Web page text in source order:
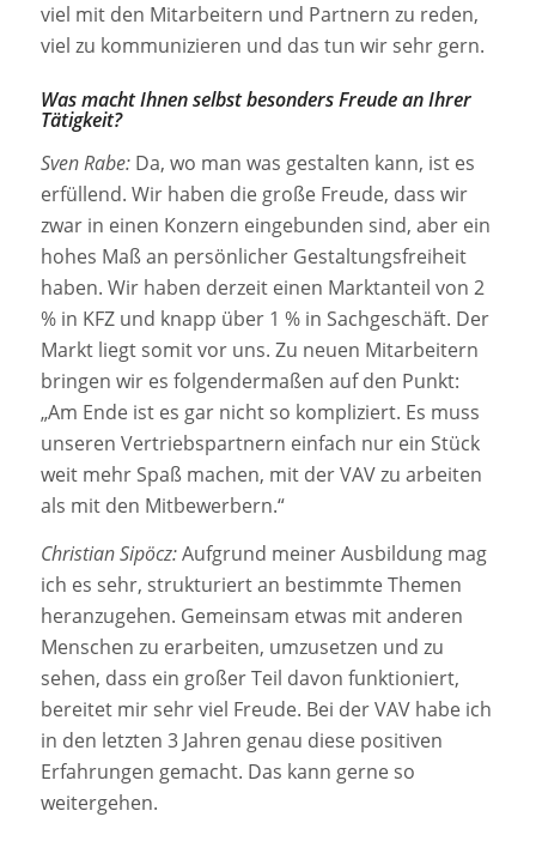
viel mit den Mitarbeitern und Partnern zu reden,
viel zu kommunizieren und das tun wir sehr gern.
Was macht Ihnen selbst besonders Freude an Ihrer
Tätigkeit?
Sven Rabe:Da, wo man was gestalten kann, ist es
erfüllend. Wir haben die große Freude, dass wir
zwar in einen Konzern eingebunden sind, aber ein
hohes Maß an persönlicher Gestaltungsfreiheit
haben. Wir haben derzeit einen Marktanteil von 2
% in KFZ und knapp über 1 % in Sachgeschäft. Der
Markt liegt somit vor uns. Zu neuen Mitarbeitern
bringen wir es folgendermaßen auf den Punkt:
„Am Ende ist es gar nicht so kompliziert. Es muss
unseren Vertriebspartnern einfach nur ein Stück
weit mehr Spaß machen, mit der VAV zu arbeiten
als mit den Mitbewerbern.“
Christian Sipöcz:Aufgrund meiner Ausbildung mag
ich es sehr, strukturiert an bestimmte Themen
heranzugehen. Gemeinsam etwas mit anderen
Menschen zu erarbeiten, umzusetzen und zu
sehen, dass ein großer Teil davon funktioniert,
bereitet mir sehr viel Freude. Bei der VAV habe ich
in den letzten 3 Jahren genau diese positiven
Erfahrungen gemacht. Das kann gerne so
weitergehen.